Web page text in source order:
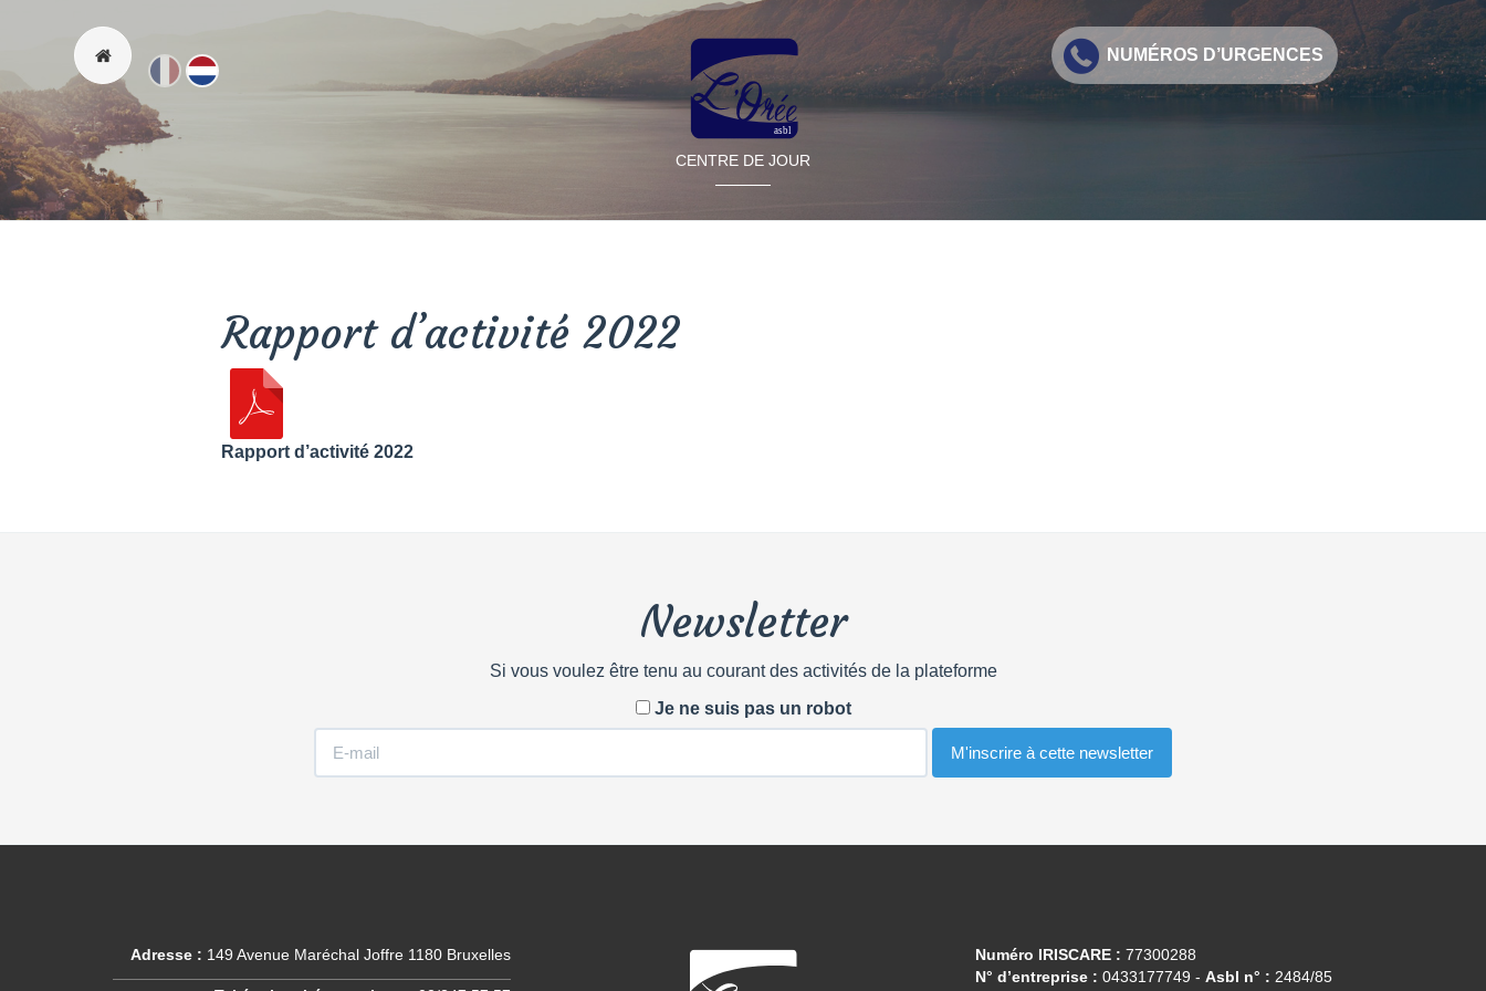
Fr Nl
NUMÉROS D’URGENCES
CENTRE DE JOUR
Rapport d’activité 2022
Rapport d’activité 2022
Newsletter
Si vous voulez être tenu au courant des activités de la plateforme
Je ne suis pas un robot
Adresse : 149 Avenue Maréchal Joffre 1180 Bruxelles Numéro IRISCARE : 77300288
N° d’entreprise : 0433177749 - Asbl n° : 2484/85